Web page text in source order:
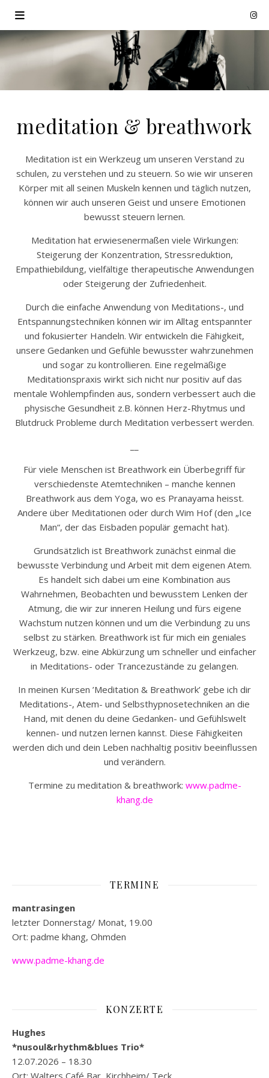
meditation & breathwork
Meditation ist ein Werkzeug um unseren Verstand zu
schulen, zu verstehen und zu steuern. So wie wir unseren
Körper mit all seinen Muskeln kennen und täglich nutzen,
können wir auch unseren Geist und unsere Emotionen
bewusst steuern lernen.
Meditation hat erwiesenermaßen viele Wirkungen:
Steigerung der Konzentration, Stressreduktion,
Empathiebildung, vielfältige therapeutische Anwendungen
oder Steigerung der Zufriedenheit.
Durch die einfache Anwendung von Meditations-, und
Entspannungstechniken können wir im Alltag entspannter
und fokusierter Handeln. Wir entwickeln die Fähigkeit,
unsere Gedanken und Gefühle bewusster wahrzunehmen
und sogar zu kontrollieren. Eine regelmäßige
Meditationspraxis wirkt sich nicht nur positiv auf das
mentale Wohlempfinden aus, sondern verbessert auch die
physische Gesundheit z.B. können Herz-Rhytmus und
Blutdruck Probleme durch Meditation verbessert werden.
Für viele Menschen ist Breathwork ein Überbegriff für
verschiedenste Atemtechniken – manche kennen
Breathwork aus dem Yoga, wo es Pranayama heisst.
Andere über Meditationen oder durch Wim Hof (den „Ice
Man“, der das Eisbaden populär gemacht hat).
Grundsätzlich ist Breathwork zunächst einmal die
bewusste Verbindung und Arbeit mit dem eigenen Atem.
Es handelt sich dabei um eine Kombination aus
Wahrnehmen, Beobachten und bewusstem Lenken der
Atmung, die wir zur inneren Heilung und fürs eigene
Wachstum nutzen können und um die Verbindung zu uns
selbst zu stärken. Breathwork ist für mich ein geniales
Werkzeug, bzw. eine Abkürzung um schneller und einfacher
in Meditations- oder Trancezustände zu gelangen.
In meinen Kursen ’Meditation & Breathwork’ gebe ich dir
Meditations-, Atem- und Selbsthypnosetechniken an die
Hand, mit denen du deine Gedanken- und Gefühlswelt
kennen- und nutzen lernen kannst. Diese Fähigkeiten
werden dich und dein Leben nachhaltig positiv beeinflussen
und verändern.
Termine zu meditation & breathwork: www.padme-
khang.de
TERMINE
mantrasingen
letzter Donnerstag/ Monat, 19.00
Ort: padme khang, Ohmden
www.padme-khang.de
KONZERTE
Hughes
*nusoul&rhythm&blues Trio*
12.07.2026 – 18.30
Ort: Walters Café Bar, Kirchheim/ Teck